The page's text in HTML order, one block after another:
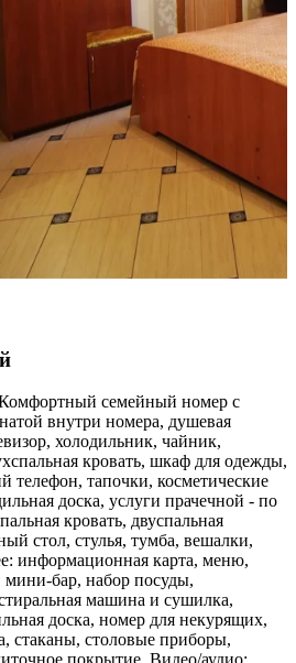
семейный номер с
внутри номера, душевая
холодильник, чайник,
кровать, шкаф для одежды,
телефон, тапочки, косметические
доска, услуги прачечной - по
кровать, двуспальная
стол, стулья, тумба, вешалки,
информационная карта, меню,
мини-бар, набор посуды,
машина и сушилка,
доска, номер для некурящих,
стаканы, столовые приборы,